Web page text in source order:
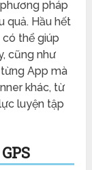
pháp
quả. Hầu hết
có thể giúp
cũng như
App mà
khác, từ
luyện tập